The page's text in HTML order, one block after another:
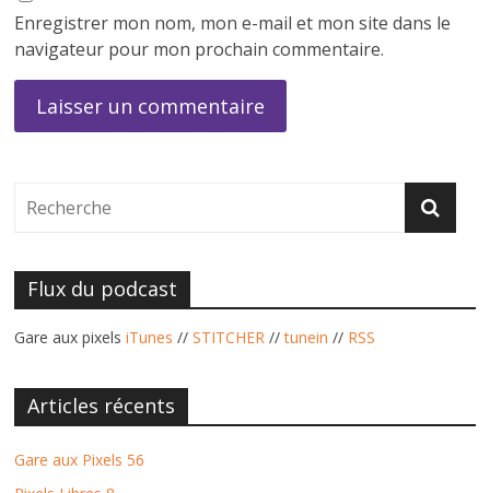
Enregistrer mon nom, mon e-mail et mon site dans le
navigateur pour mon prochain commentaire.
Flux du podcast
Gare aux pixelsiTunes //STITCHER //tunein // RSS
Articles récents
Gare aux Pixels 56